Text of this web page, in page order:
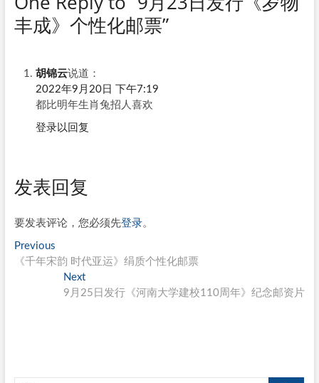
丰成》个性化邮票”
胡锦云说道：
2022年9月20日 下午7:19
都比明年生肖兔招人喜欢
登录以回复
发表回复
要发表评论，您必须先登录。
文
章
PreviousPrevious
post:
《千年宋韵 时代亚运》绢质个性化邮票
NextNext
post:
9月25日发行《河南大学建校110周年》纪念邮资片